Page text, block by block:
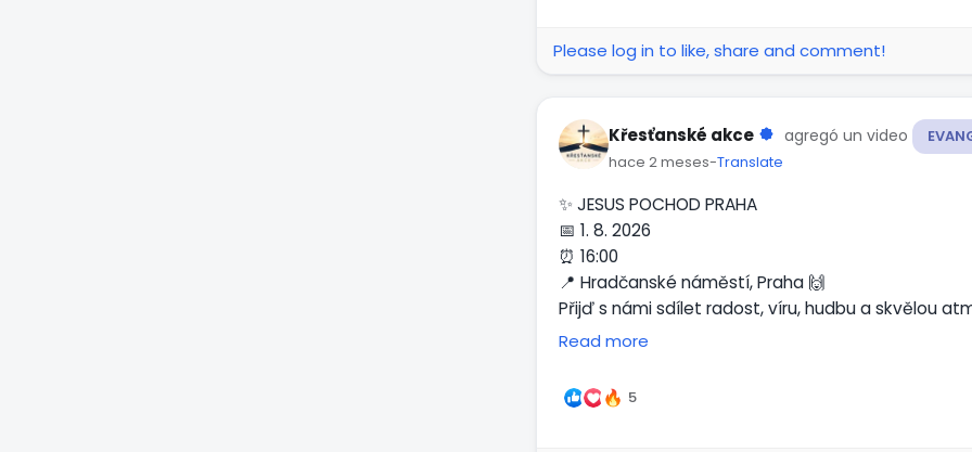
Please log in to like, share and comment!
Křesťanské akce agregó un video
hace 2 meses-Translate
✨ JESUS POCHOD PRAHA
📅 1. 8. 2026
⏰ 16:00
📍 Hradčanské náměstí, Praha 🙌
Přijď s námi sdílet radost, víru, hudbu a skvělou
#jesuspochod
✨ JESUS MARCH PRAGUE
📅 August 1, 2026
Read more
5